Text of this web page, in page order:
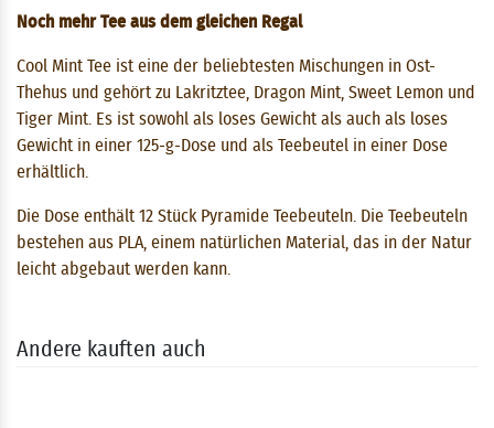
Noch mehr Tee aus dem gleichen Regal
Cool Mint Tee ist eine der beliebtesten Mischungen in Ost-
Thehus und gehört zu Lakritztee, Dragon Mint, Sweet Lemon und
Tiger Mint. Es ist sowohl als loses Gewicht als auch als loses
Gewicht in einer 125-g-Dose und als Teebeutel in einer Dose
erhältlich.
Die Dose enthält 12 Stück Pyramide Teebeuteln. Die Teebeuteln
bestehen aus PLA, einem natürlichen Material, das in der Natur
leicht abgebaut werden kann.
Andere kauften auch